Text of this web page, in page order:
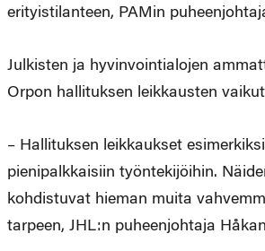
erityistilanteen, PAMin
Julkisten ja hyvinvointialojen
Orpon hallituksen leikkausten
– Hallituksen leikkaukset
pienipalkkaisiin työntekijöihin.
kohdistuvat hieman muita
tarpeen, JHL:n puheenjohtaja